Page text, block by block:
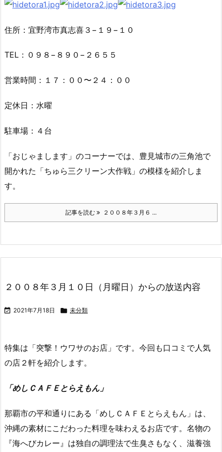
住所：宜野湾市真志喜３−１９−１０
TEL：０９８−８９０−２６５５
営業時間：１７：００〜２４：００
定休日：水曜
駐車場：４台
「おじゃまします」のコーナーでは、豊見城市の三角池で
開かれた「ちゅら三クリーン大作戦」の模様を紹介しま
す。
記事を読む ２００８年３月６ ...
２００８年３月１０日（月曜日）からの放送内容
 2021年7月18日  未分類
特集は「突撃！ウワサのお店」です。今回も口コミで人気
の店２軒を紹介します。
「めしＣＡＦＥとらえもん」
那覇市の平和通りにある「めしＣＡＦＥとらえもん」は、
沖縄の素材にこだわった料理を味わえるお店です。名物の
『海へびカレー』は独自の調理法で生臭さもなく、滋養強